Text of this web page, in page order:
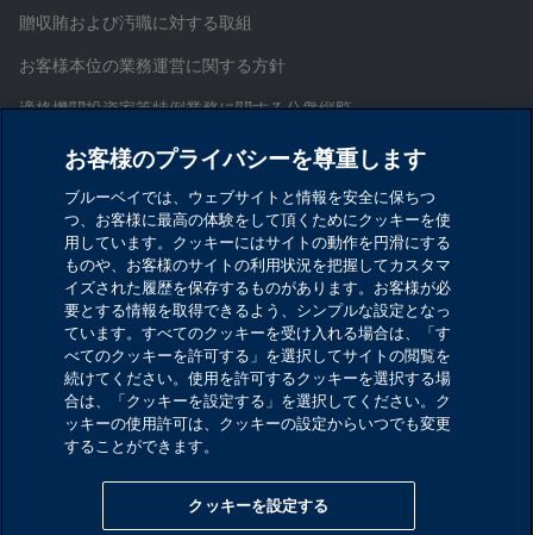
贈収賄および汚職に対する取組
お客様本位の業務運営に関する方針
適格機関投資家等特例業務に関する公衆縦覧
証券取引等監視委員会情報提供窓口
お問い合わせ
サイトマップ
Cookieを設定する
ブルーベイ・アセット・マネジメント・インターナシ
ョナル・リミテッド
金融商品取引業者 関東財務局長（金商）第1029号
加入協会：一般社団法人資産運用業協会／一般社団法
人第二種金融商品取引業協会
お客様のプライバシーを尊重します
ブルーベイでは、ウェブサイトと情報を安全に保ちつ
つ、お客様に最高の体験をして頂くためにクッキーを使
用しています。クッキーにはサイトの動作を円滑にする
ものや、お客様のサイトの利用状況を把握してカスタマ
イズされた履歴を保存するものがあります。お客様が必
要とする情報を取得できるよう、シンプルな設定となっ
ています。すべてのクッキーを受け入れる場合は、「す
べてのクッキーを許可する」を選択してサイトの閲覧を
続けてください。使用を許可するクッキーを選択する場
合は、「クッキーを設定する」を選択してください。ク
ッキーの使用許可は、クッキーの設定からいつでも変更
することができます。
クッキーを設定する